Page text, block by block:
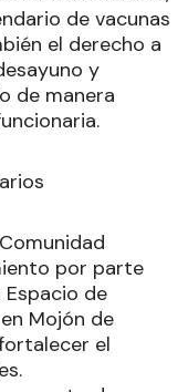
de vacunas
el derecho a
y
de manera
por parte
de
Mojón de
el